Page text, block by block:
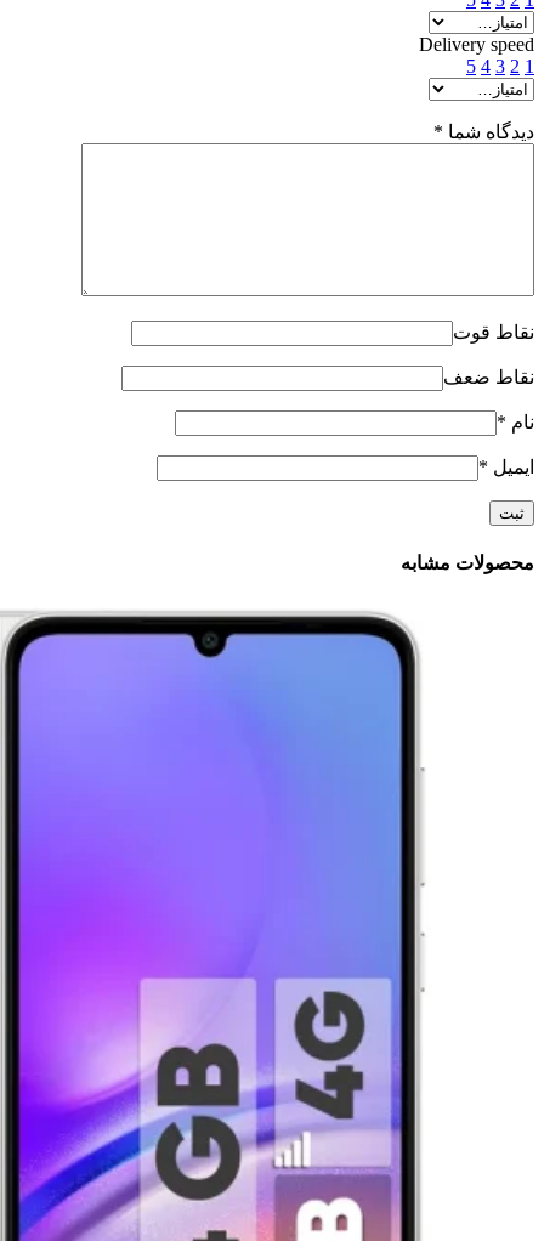
Delivery speed
1
2
3
4
5
دیدگاه شما *
نقاط قوت
نقاط ضعف
نام *
ایمیل *
محصولات مشابه